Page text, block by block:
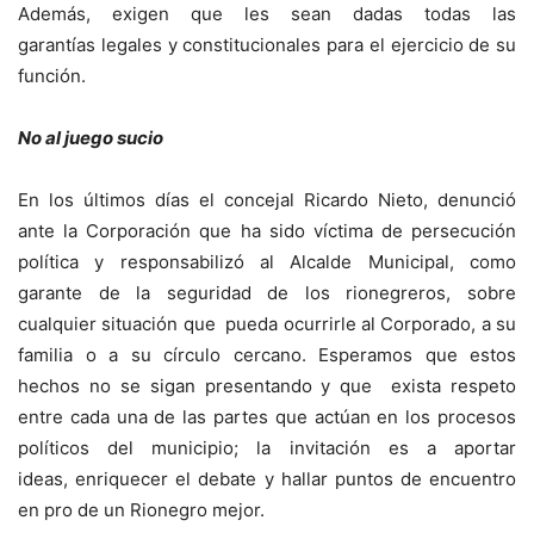
Además, exigen que les sean dadas todas las
garantías legales y constitucionales para el ejercicio de su
función.
No al juego sucio
En los últimos días el concejal Ricardo Nieto, denunció
ante la Corporación que ha sido víctima de persecución
política y responsabilizó al Alcalde Municipal, como
garante de la seguridad de los rionegreros, sobre
cualquier situación que pueda ocurrirle al Corporado, a su
familia o a su círculo cercano. Esperamos que estos
hechos no se sigan presentando y que exista respeto
entre cada una de las partes que actúan en los procesos
políticos del municipio; la invitación es a aportar
ideas, enriquecer el debate y hallar puntos de encuentro
en pro de un Rionegro mejor.